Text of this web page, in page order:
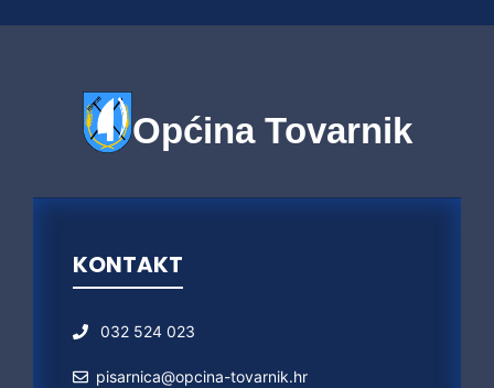
Općina Tovarnik
KONTAKT
032 524 023
pisarnica@opcina-tovarnik.hr